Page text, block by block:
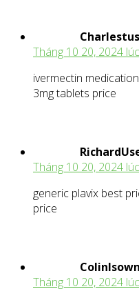
Charlestus
Tháng 10 20, 2024
ivermectin
3mg tablets price
Tháng 10 20, 2024
generic plavix best
price
ColinIsown
Tháng 10 20, 2024